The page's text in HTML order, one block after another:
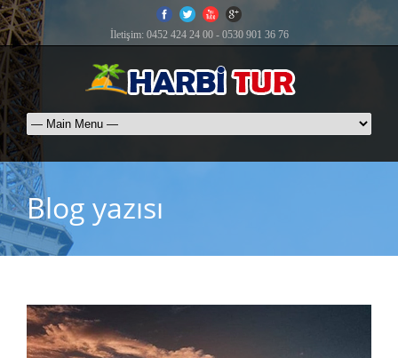
İletişim: 0452 424 24 00 - 0530 901 36 76
Blog yazısı